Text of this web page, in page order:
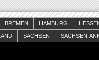
BREMEN HAMBURG
SACHSEN SACHSEN-